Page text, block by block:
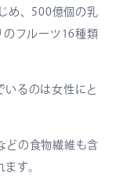
め、500億個の乳
フルーツ16種類
るのは女性にと
どの食物繊維も含
す。